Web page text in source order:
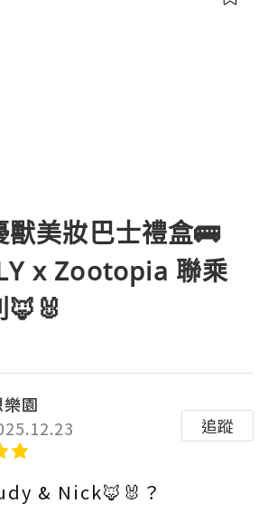
獸美妝巴士禮盒🚌
x Zootopia 聯乘
園
追蹤
& Nick🦊🐰？